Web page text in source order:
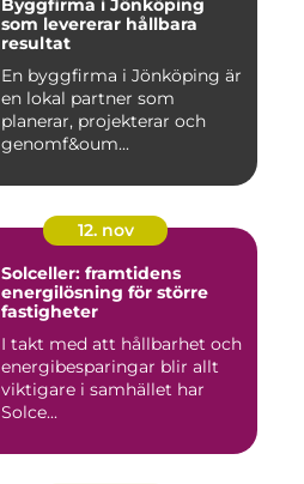
Byggfirma i Jönköping
som levererar hållbara
resultat
En byggfirma i Jönköping är
en lokal partner som
planerar, projekterar och
genomf&oum...
12. nov
Solceller: framtidens
energilösning för större
fastigheter
I takt med att hållbarhet och
energibesparingar blir allt
viktigare i samhället har
Solce...